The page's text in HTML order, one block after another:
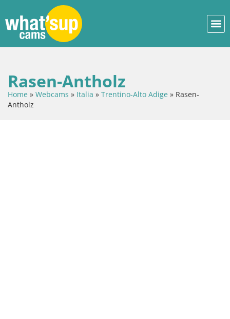
Rasen-Antholz
Home » Webcams » Italia » Trentino-Alto Adige » Rasen-
Antholz